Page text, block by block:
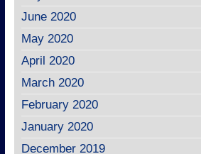
June 2020
May 2020
April 2020
March 2020
February 2020
January 2020
December 2019